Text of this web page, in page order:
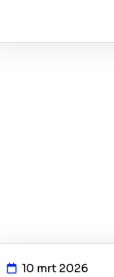
10 mrt 2026